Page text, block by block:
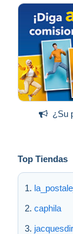
¿Su
Top Tiendas
caphila